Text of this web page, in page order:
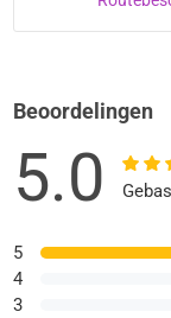
Beoordelingen
5.0
5
4
3